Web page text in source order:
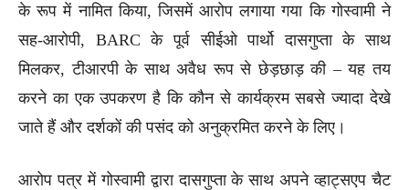
के रूप में नामित किया, जिसमें आरोप लगाया गया कि गोस्वामी ने
सह-आरोपी, BARC के पूर्व सीईओ पार्थो दासगुप्ता के साथ
मिलकर, टीआरपी के साथ अवैध रूप से छेड़छाड़ की – यह तय
करने का एक उपकरण है कि कौन से कार्यक्रम सबसे ज्यादा देखे
जाते हैं और दर्शकों की पसंद को अनुक्रमित करने के लिए।
आरोप पत्र में गोस्वामी द्वारा दासगुप्ता के साथ अपने व्हाट्सएप चैट